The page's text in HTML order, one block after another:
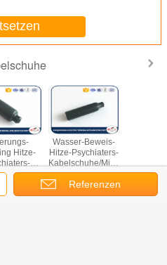
Hitze-
Niederspannungs-
Wasser-Beweis-
Hitze-Psychiaters-
Kabelschuhe/Minikappen-
Dichtungs-PA-
Isolierung
Referenzen